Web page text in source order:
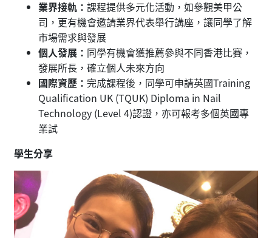
業界接軌： 課程提供多元化活動，如參觀美甲公
司，更有機會邀請業界代表舉行講座，讓同學了解
市場需求與發展
個人發展： 同學有機會獲推薦參與不同香港比賽，
發展所長，確立個人未來方向
國際資歷： 完成課程後，同學可申請英國Training
Qualification UK (TQUK) Diploma in Nail
Technology (Level 4)認證，亦可報考多個英國專
業試
學生分享